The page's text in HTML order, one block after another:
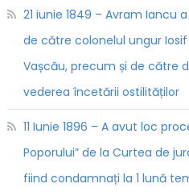
21 iunie 1849 – Avram
de către colonelul ungur
Vașcău, precum și de către
vederea încetării ostilităților
11 Iunie 1896 – A avut loc
Poporului” de la Curtea de
fiind condamnați la 1 lună